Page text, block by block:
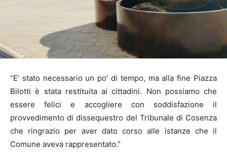
“E’ stato necessario un po’ di tempo, ma alla fine Piazza
Bilotti è stata restituita ai cittadini. Non possiamo che
essere felici e accogliere con soddisfazione il
provvedimento di dissequestro del Tribunale di Cosenza
che ringrazio per aver dato corso alle istanze che il
Comune aveva rappresentato.”